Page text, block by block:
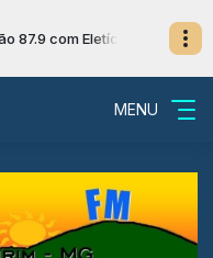
87.9 com Eletícia Caetano
MENU